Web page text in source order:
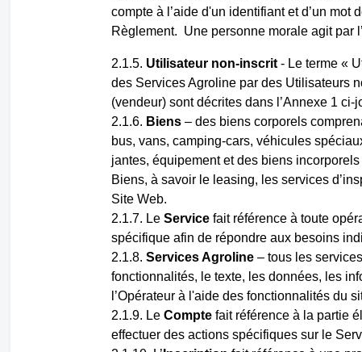
compte à l’aide d'un identifiant et d’un
Règlement. Une personne morale agit par
Utilisateur non-inscrit- Le terme «
des Services Agroline par des Utilisateurs
(vendeur) sont décrites dans l’Annexe 1 ci-
Biens– des biens corporels
bus, vans, camping-cars, véhicules
jantes, équipement et des biens
Biens, à savoir le leasing, les services
Site Web.
Le Servicefait référence à toute
spécifique afin de répondre aux besoins
Services Agroline– tous les
fonctionnalités, le texte, les données, les
l’Opérateur à l'aide des fonctionnalités du
Le Comptefait référence à la partie
effectuer des actions spécifiques sur le